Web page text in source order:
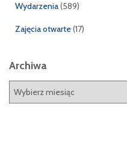
Wydarzenia(589)
Zajęcia otwarte(17)
Archiwa